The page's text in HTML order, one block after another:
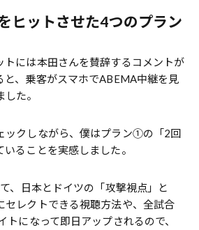
ヒットさせた4つのプラン
トには本田さんを賛辞するコメントが
と、乗客がスマホでABEMA中継を見
た。
ックしながら、僕はプラン①の「2回
ることを実感しました。
、日本とドイツの「攻撃視点」と
セレクトできる視聴方法や、全試合
トになって即日アップされるので、